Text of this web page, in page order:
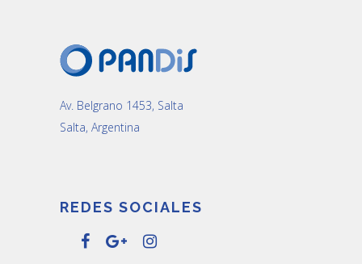
Av. Belgrano 1453, Salta
Salta, Argentina
REDES SOCIALES